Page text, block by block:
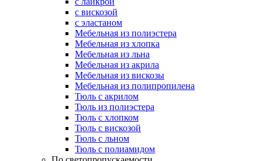
с вискозой
с эластаном
Мебельная из полиэстера
Мебельная из хлопка
Мебельная из льна
Мебельная из акрила
Мебельная из вискозы
Мебельная из полипропилена
Тюль с акрилом
Тюль из полиэстера
Тюль с хлопком
Тюль с вискозой
Тюль с льном
Тюль с полиамидом